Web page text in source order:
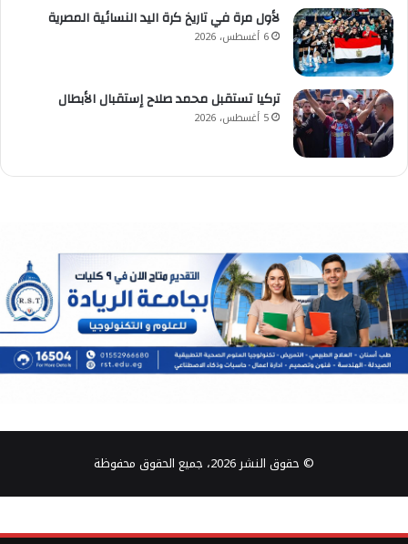
لأول مرة في تاريخ كرة اليد النسائية المصرية
6 أغسطس، 2026
تركيا تستقبل محمد صلاح إستقبال الأبطال
5 أغسطس، 2026
© حقوق النشر 2026، جميع الحقوق محفوظة